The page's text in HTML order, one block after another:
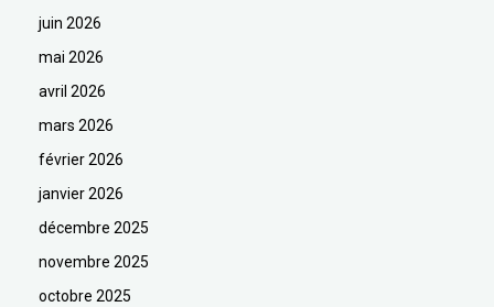
juin 2026
mai 2026
avril 2026
mars 2026
février 2026
janvier 2026
décembre 2025
novembre 2025
octobre 2025